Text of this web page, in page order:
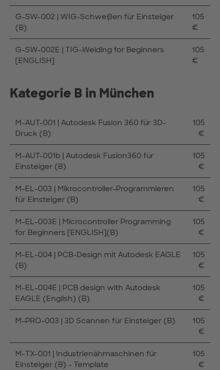
G-SW-002 | WIG-Schweißen für Einsteiger
(B)
105
€
G-SW-002E | TIG-Welding for Beginners
[ENGLISH]
105
€
Kategorie B in München
M-AUT-001 | Autodesk Fusion 360 für 3D-
Druck (B)
105
€
M-AUT-001b | Autodesk Fusion360 für
Einsteiger (B)
105
€
M-EL-003 | Mikrocontroller-Programmieren
für Einsteiger (B)
105
€
M-EL-003E | Microcontroller Programming
for Beginners [ENGLISH](B)
105
€
M-EL-004 | PCB-Design mit Autodesk EAGLE
(B)
105
€
M-EL-004E | PCB design with Autodesk
EAGLE (English) (B)
105
€
M-PRO-003 | 3D Scannen für Einsteiger (B)
105
€
M-TX-001 | Industrienähmaschinen für
Einsteiger (B) - Template
105
€